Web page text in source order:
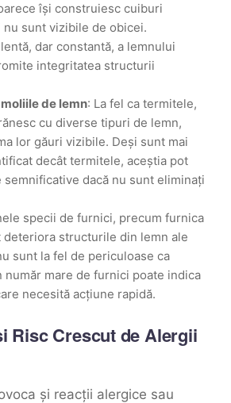
își construiesc cuiburi
nu sunt vizibile de obicei.
dar constantă, a lemnului
integritatea structurii
de lemn: La fel ca termitele,
cu diverse tipuri de lemn,
lor găuri vizibile. Deși sunt mai
decât termitele, aceștia pot
semnificative dacă nu sunt eliminați
specii de furnici, precum furnica
deteriora structurile din lemn ale
sunt la fel de periculoase ca
număr mare de furnici poate indica
necesită acțiune rapidă.
Risc Crescut de Alergii
și reacții alergice sau